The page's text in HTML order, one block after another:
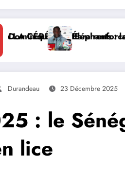
le leadership solidaire de
FIF tourne la page Emerse
Durandeau 23 Décembre 2025
: le
lice